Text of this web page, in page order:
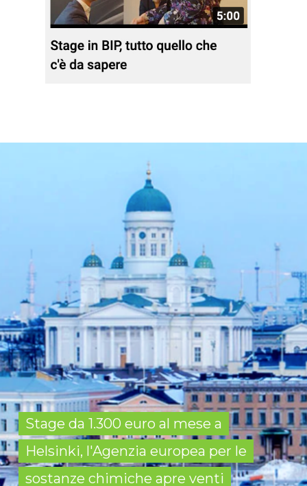
Stage da 1.300 euro al mese a
Helsinki, l'Agenzia europea per le
sostanze chimiche apre venti